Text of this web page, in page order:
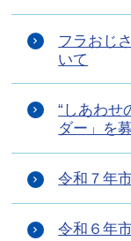
フラおじ
いて
“しあわせ
ダー」を
令和７年
令和６年